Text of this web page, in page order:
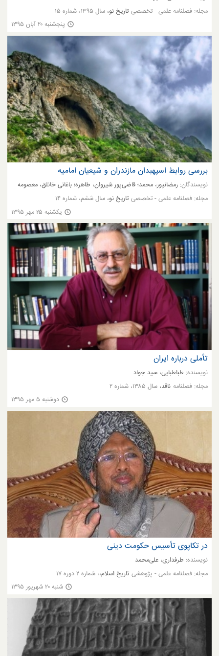
مجله: فصلنامه علمی - تخصصی تاریخ نو، سال ۱۳۹۵، شماره ۱۵
پنجشنبه ۲۰ آبان ۱۳۹۵
بررسی روابط اسپهبدان مازندران و شیعیان امامیه
نویسندگان: رمضانپور، محمد؛ قاضی‌پور شیروان، طاهره؛ باغانی خانلق، معصومه
مجله: فصلنامه علمی - تخصصی تاریخ نو، سال ششم، شماره ۱۴
یکشنبه ۲۵ مهر ۱۳۹۵
تأملی درباره ایران
نویسنده: طباطبایی، سید جواد
مجله: فصلنامه ناقد، سال ۱۳۸۵، شماره ۲
دوشنبه ۵ مهر ۱۳۹۵
در تکاپوی تأسیس حکومت دینی
نویسنده: طرفداری، علی‌محمد
مجله: فصلنامه علمی - پژوهشی تاریخ اسلام،، شماره ۲ دوره ۱۷
شنبه ۲۰ شهریور ۱۳۹۵